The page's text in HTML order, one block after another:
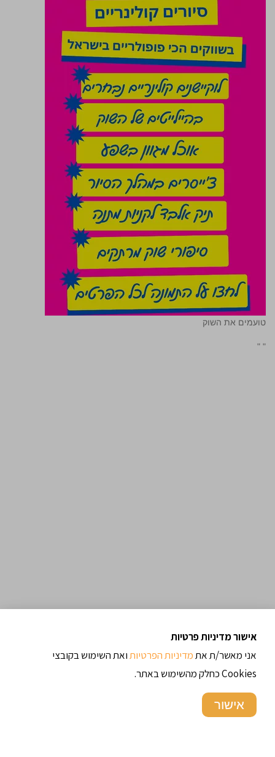
טועמים את השוק
"
"
אישור מדיניות פרטיות
אני מאשר/ת אתמדיניות הפרטיותואת השימוש בקובצי
Cookies כחלק מהשימוש באתר.
אישור